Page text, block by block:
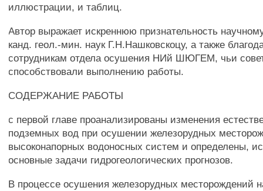
иллюстрации, и таблиц.
Автор выражает искреннюю признательность
канд. геол.-мин. наук Г.Н.Нашковскоцу, а также
сотрудникам отдела осушения НИй ШЮГЕМ, чьи
способствовали выполнению работы.
СОДЕРЖАНИЕ РАБОТЫ
с первой главе проанализированы изменения
подземных вод при осушении железорудных
высоконапорных водоносных систем и определены,
основные задачи гидрогеологических прогнозов.
В процессе осушения железорудных месторождений